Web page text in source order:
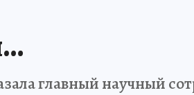
главный научный